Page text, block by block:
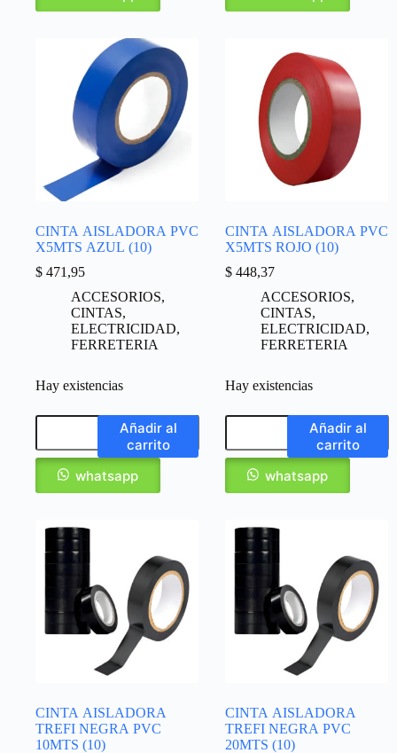
CINTA AISLADORA PVC
X5MTS AZUL (10)
$ 471,95
ACCESORIOS,
CINTAS,
ELECTRICIDAD,
FERRETERIA
Hay existencias
Añadir al
carrito
whatsapp
CINTA AISLADORA PVC
X5MTS ROJO (10)
$ 448,37
ACCESORIOS,
CINTAS,
ELECTRICIDAD,
FERRETERIA
Hay existencias
Añadir al
carrito
whatsapp
CINTA AISLADORA
TREFI NEGRA PVC
10MTS (10)
CINTA AISLADORA
TREFI NEGRA PVC
20MTS (10)